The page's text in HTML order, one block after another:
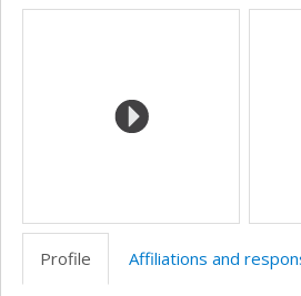
de
recherche
Media
Profile Affiliations and